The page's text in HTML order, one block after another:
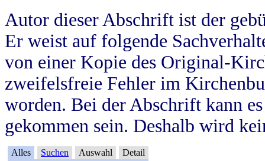
Autor dieser Abschrift ist der
Er weist auf folgende
von einer Kopie des Original-
zweifelsfreie Fehler im
worden. Bei der Abschrift kann
gekommen sein. Deshalb wird
Alles Suchen Auswahl Detail